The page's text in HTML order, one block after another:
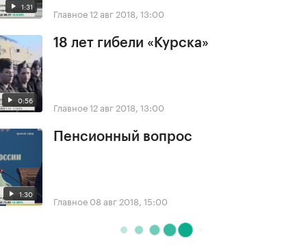
1:31 Главное12 авг 2018, 13:00
0:56
18 лет гибели «Курска»
Главное12 авг 2018, 13:00
1:30
Пенсионный вопрос
Главное 08 авг 2018, 15:00